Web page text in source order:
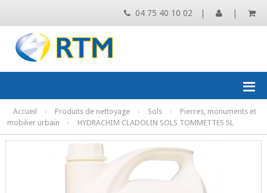
04 75 40 10 02 | |
Accueil › Produits de nettoyage › Sols ›
Pierres, monuments et
mobilier urbain
› HYDRACHIM CLADOLIN SOLS TOMMETTES 5L